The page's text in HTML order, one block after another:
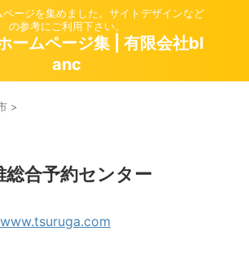
ページを集めました。サイトデザインなど
の参考にご利用下さい。
ームページ集 | 有限会社bl
anc
>
総合予約センター